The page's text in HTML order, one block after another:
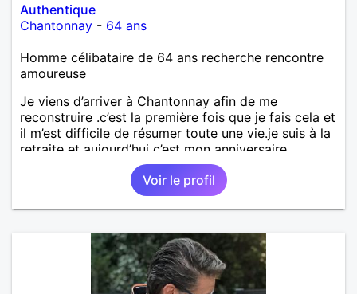
Authentique
Chantonnay - 64 ans
Homme célibataire de 64 ans recherche rencontre
amoureuse
Je viens d’arriver à Chantonnay afin de me
reconstruire .c’est la première fois que je fais cela et
il m’est difficile de résumer toute une vie.je suis à la
retraite et aujourd’hui c’est mon anniversaire
!J’aimerais rencontrer quelqu’un qui partage les
mêmes valeurs qui font de quelqu’un un être humain
Voir le profil